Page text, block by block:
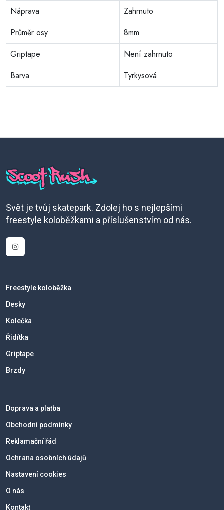
Náprava
Zahrnuto
Průměr osy
8mm
Griptape
Není zahrnuto
Barva
Tyrkysová
Svět je tvůj skatepark. Zdolej ho s nejlepšími
freestyle koloběžkami a příslušenstvím od nás.
Freestyle koloběžka
Desky
Kolečka
Řidítka
Griptape
Brzdy
Doprava a platba
Obchodní podmínky
Reklamační řád
Ochrana osobních údajů
Nastavení cookies
O nás
Kontakt